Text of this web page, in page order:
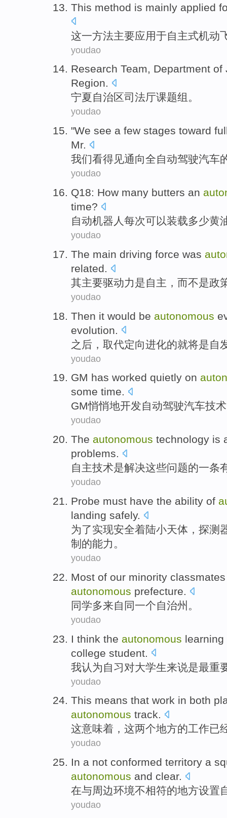
This method is mainly applied
这一方法主要应用于自主式机动
youdao
Research Team, Department
Region.
宁夏自治区司法厅课题组。
youdao
"We see a few stages toward
Mr.
我们看得见通向全自动驾驶汽车
youdao
Q18: How many butters an
time?
自动机器人每次可以装载多少黄
youdao
The main driving force was
related.
其主要驱动力是自主 ， 而不是政
youdao
Then it would be autonomous
evolution
之后 ， 取代定向进化的就将是自
youdao
GM has worked quietly on
some time.
GM悄悄地开发自动驾驶汽车技术
youdao
The autonomous technology is
problems.
自主技术是解决这些问题的一条
youdao
Probe must have the ability of
landing safely.
为了实现安全着陆小天体， 探测
制 的能力 。
youdao
Most of our minority classmates
autonomous prefecture.
同学多来自 同一个自治州。
youdao
I think the autonomous learning
college student
我认为 自习对大学生来说是最重
youdao
This means that work in both
autonomous track.
这意味着 ， 这两个地方的工作已
youdao
In a not conformed territory a
autonomous and clear.
在与周边环境不相符的地方设置
youdao